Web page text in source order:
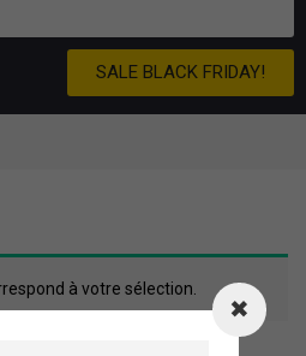
SALE BLACK FRIDAY!
à votre sélection.